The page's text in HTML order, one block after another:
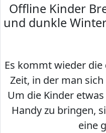
Offline Kinder
und dunkle
Es kommt wieder die
Zeit, in der man
Um die Kinder
Handy zu bringen,
eine